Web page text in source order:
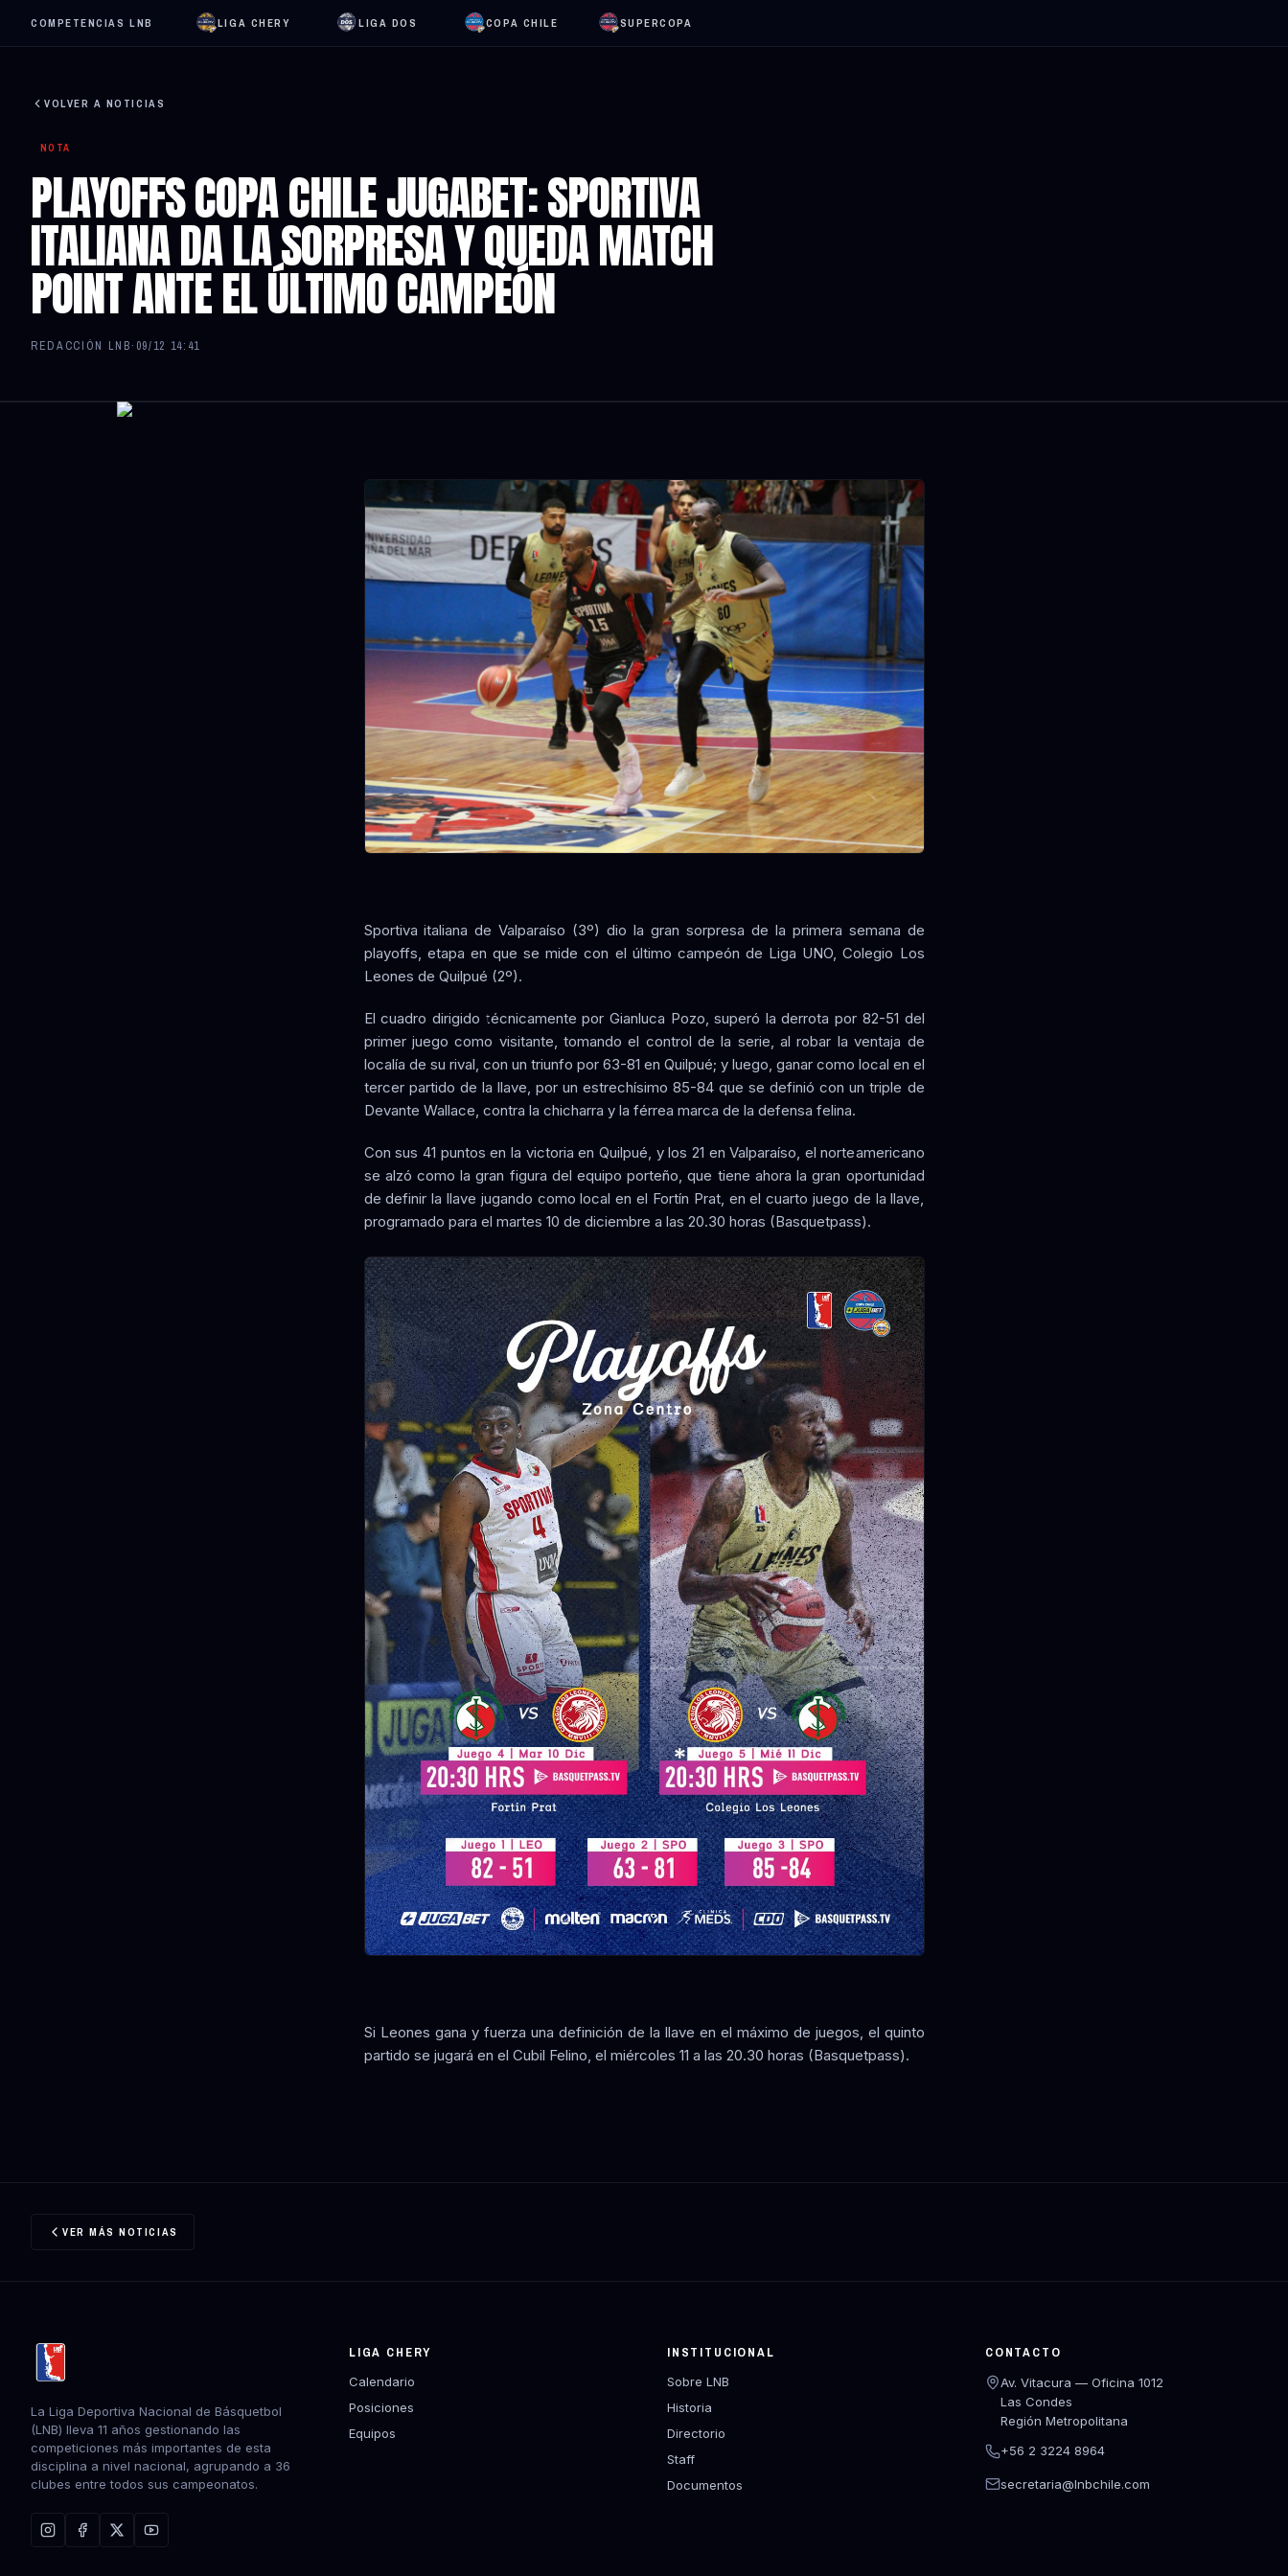
COMPETENCIAS LNB LIGA CHERY LIGA DOS COPA CHILE SUPERCOPA
VOLVER A NOTICIAS
NOTA
PLAYOFFS COPA CHILE JUGABET: SPORTIVA
ITALIANA DA LA SORPRESA Y QUEDA MATCH
POINT ANTE EL ÚLTIMO CAMPEÓN
REDACCIÓN LNB· 09/12 14:41
Sportiva italiana de Valparaíso (3º) dio la gran sorpresa de la primera semana de
playoffs, etapa en que se mide con el último campeón de Liga UNO, Colegio Los
Leones de Quilpué (2º).
El cuadro dirigido técnicamente por Gianluca Pozo, superó la derrota por 82-51 del
primer juego como visitante, tomando el control de la serie, al robar la ventaja de
localía de su rival, con un triunfo por 63-81 en Quilpué; y luego, ganar como local en el
tercer partido de la llave, por un estrechísimo 85-84 que se definió con un triple de
Devante Wallace, contra la chicharra y la férrea marca de la defensa felina.
Con sus 41 puntos en la victoria en Quilpué, y los 21 en Valparaíso, el norteamericano
se alzó como la gran figura del equipo porteño, que tiene ahora la gran oportunidad
de definir la llave jugando como local en el Fortín Prat, en el cuarto juego de la llave,
programado para el martes 10 de diciembre a las 20.30 horas (Basquetpass).
Si Leones gana y fuerza una definición de la llave en el máximo de juegos, el quinto
partido se jugará en el Cubil Felino, el miércoles 11 a las 20.30 horas (Basquetpass).
VER MÁS NOTICIAS
La Liga Deportiva Nacional de Básquetbol
(LNB) lleva 11 años gestionando las
competiciones más importantes de esta
disciplina a nivel nacional, agrupando a 36
clubes entre todos sus campeonatos.
LIGA CHERY
Calendario
Posiciones
Equipos
INSTITUCIONAL
Sobre LNB
Historia
Directorio
Staff
Documentos
CONTACTO
Av. Vitacura — Oficina 1012
Las Condes
Región Metropolitana
+56 2 3224 8964
secretaria@lnbchile.com